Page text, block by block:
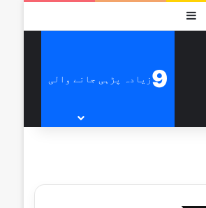
متفرق
9زیادہ پڑہی جانے والی